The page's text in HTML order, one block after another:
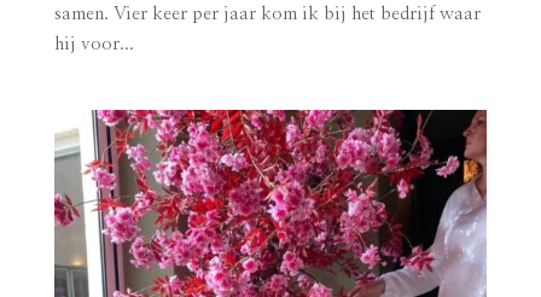
samen. Vier keer per jaar kom ik bij het bedrijf waar
hij voor...